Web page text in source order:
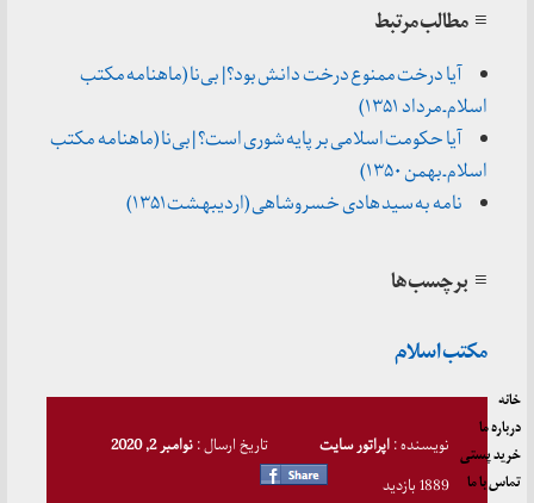
≡ مطالب مرتبط
آیا درخت ممنوع درخت دانش بود؟ | بی‌نا (ماهنامه مکتب
اسلام ـ مرداد ۱۳۵۱)
آیا حکومت اسلامی بر پایه شوری است؟ | بی‌نا (ماهنامه مکتب
اسلام ـ بهمن ۱۳۵۰)
نامه به سید هادی خسروشاهی (اردیبهشت۱۳۵۱)
≡ برچسب‌ها
مکتب اسلام
نویسنده :اپراتور سایت تاریخ ارسال :نوامبر 2, 2020
1889 بازدید
خانه
درباره ما
خرید پستی
تماس با ما